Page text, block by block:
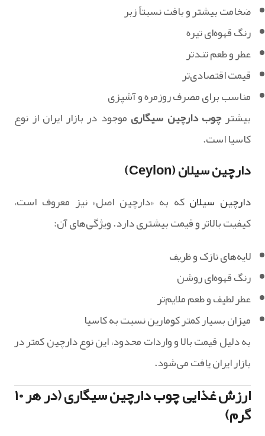
ضخامت بیشتر و بافت نسبتاً زبر
رنگ قهوه‌ای تیره
عطر و طعم تندتر
قیمت اقتصادی‌تر
مناسب برای مصرف روزمره و آشپزی
بیشترچوب دارچین سیگاری موجود در بازار ایران از نوع
کاسیا است.
دارچین سیلان (Ceylon)
دارچین سیلان که به «دارچین اصل» نیز معروف است،
کیفیت بالاتر و قیمت بیشتری دارد. ویژگی‌های آن:
لایه‌های نازک و ظریف
رنگ قهوه‌ای روشن
عطر لطیف و طعم ملایم‌تر
میزان بسیار کمتر کومارین نسبت به کاسیا
به دلیل قیمت بالا و واردات محدود، این نوع دارچین کمتر در
بازار ایران یافت می‌شود.
ارزش غذایی چوب دارچین سیگاری (در هر ۱۰
گرم)